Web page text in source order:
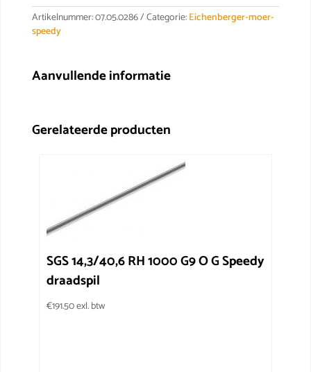
G
Speedy
moer
Artikelnummer:07.05.0286 Categorie:Eichenberger-moer-
speedy
Aanvullende informatie
Gerelateerde producten
SGS 14,3/40,6 RH 1000 G9 O G Speedy
draadspil
€191.50exl. btw